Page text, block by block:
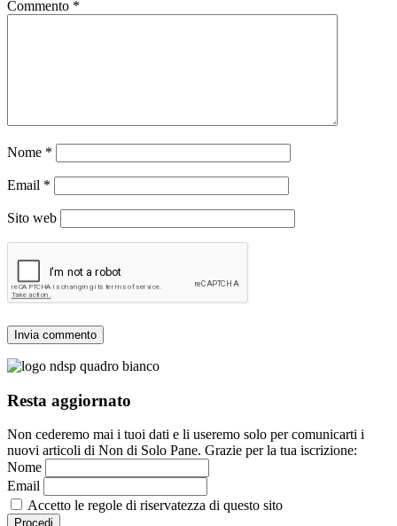
Commento *
Nome *
Email *
Sito web
Resta aggiornato
Non cederemo mai i tuoi dati e li useremo solo per comunicarti i
nuovi articoli di Non di Solo Pane. Grazie per la tua iscrizione:
Nome
Email
Accetto le regole di riservatezza di questo sito